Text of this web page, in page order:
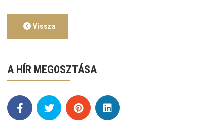
Vissza
A HÍR MEGOSZTÁSA